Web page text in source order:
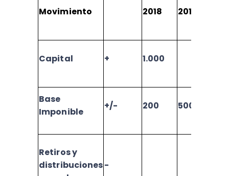
Movimiento 2018 2019
Capital + 1.000
Base
Imponible
+/- 200 500
Retiros y
distribuciones-